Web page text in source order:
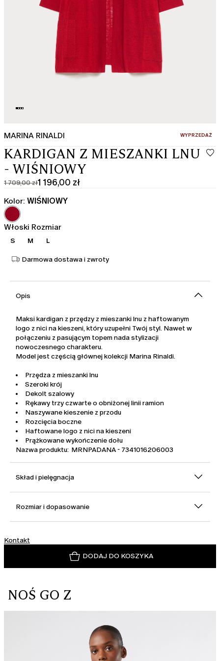
MARINA RINALDI :WYPRZEDAŻ
KARDIGAN Z MIESZANKI LNU
- WIŚNIOWY
1 709,00 zł
Cena
pierwotna
1 709,00
zł
1 196,00 zł
Aktualna
cena
1 196,00
zł
Kolor: WIŚNIOWY
Włoski Rozmiar
S M L
Darmowa dostawa i zwroty
Opis
Maksi kardigan z przędzy z mieszanki lnu z haftowanym
logo z nici na kieszeni, który uzupełni Twój styl. Nawet w
połączeniu z pasującym topem nada stylizacji
nowoczesnego charakteru.
Model jest częścią głównej kolekcji Marina Rinaldi.
Przędza z mieszanki lnu
Szeroki krój
Dekolt szalowy
Rękawy trzy czwarte o obniżonej linii ramion
Naszywane kieszenie z przodu
Rozcięcia boczne
Haftowane logo z nici na kieszeni
Prążkowane wykończenie dołu
Nazwa produktu: MRNPADANA - 7341016206003
Skład i pielęgnacja
Rozmiar i dopasowanie
Kontakt
DODAJ DO KOSZYKA
NOŚ GO Z